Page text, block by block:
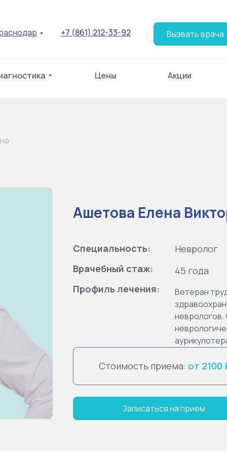
+7 (861) 212-33-92 Вызвать врача
Цены Акции
Ашетова Елена
Профиль лечения:
Специальность:
Врачебный стаж:
Ветеран
неврологов.
Невролог
45 года
Записаться на прием
Стоимость приема: от 2100